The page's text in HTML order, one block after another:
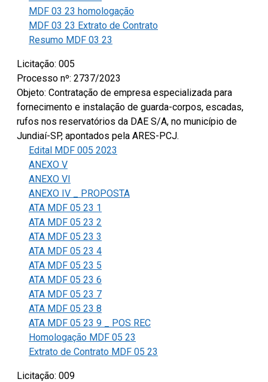
MDF 03 23 homologação
MDF 03 23 Extrato de Contrato
Resumo MDF 03 23
Licitação: 005
Processo nº: 2737/2023
Objeto: Contratação de empresa especializada para
fornecimento e instalação de guarda-corpos, escadas,
rufos nos reservatórios da DAE S/A, no município de
Jundiaí-SP, apontados pela ARES-PCJ.
Edital MDF 005 2023
ANEXO V
ANEXO VI
ANEXO IV _ PROPOSTA
ATA MDF 05 23 1
ATA MDF 05 23 2
ATA MDF 05 23 3
ATA MDF 05 23 4
ATA MDF 05 23 5
ATA MDF 05 23 6
ATA MDF 05 23 7
ATA MDF 05 23 8
ATA MDF 05 23 9 _ POS REC
Homologação MDF 05 23
Extrato de Contrato MDF 05 23
Licitação: 009